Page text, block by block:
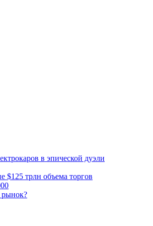
в эпической дуэли
$125 трлн объема торгов
рынок?